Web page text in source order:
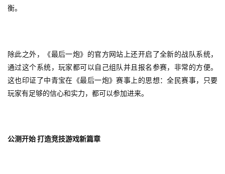
衡。
除此之外，《最后一炮》的官方网站上还开启了全新的战队系统，
通过这个系统，玩家都可以自己组队并且报名参赛，非常的方便。
这也印证了中青宝在《最后一炮》赛事上的思想：全民赛事，只要
玩家有足够的信心和实力，都可以参加进来。
公测开始 打造竞技游戏新篇章